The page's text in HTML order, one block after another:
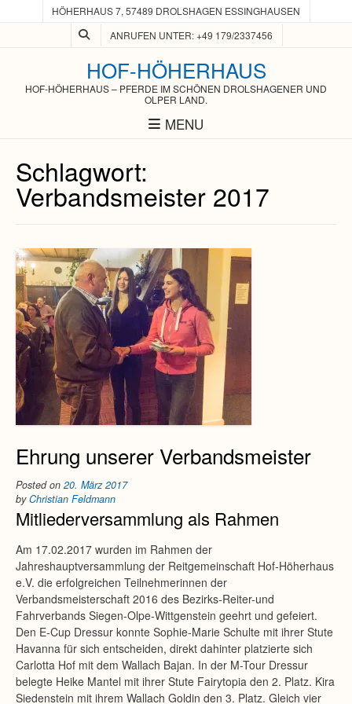
HÖHERHAUS 7, 57489 DROLSHAGEN ESSINGHAUSEN
ANRUFEN UNTER: +49 179/2337456
HOF-HÖHERHAUS
HOF-HÖHERHAUS – PFERDE IM SCHÖNEN DROLSHAGENER UND
OLPER LAND.
MENU
Schlagwort:
Verbandsmeister 2017
Ehrung unserer Verbandsmeister
Posted on 20. März 2017
byChristian Feldmann
Mitliederversammlung als Rahmen
Am 17.02.2017 wurden im Rahmen der
Jahreshauptversammlung der Reitgemeinschaft Hof-Höherhaus
e.V. die erfolgreichen Teilnehmerinnen der
Verbandsmeisterschaft 2016 des Bezirks-Reiter-und
Fahrverbands Siegen-Olpe-Wittgenstein geehrt und gefeiert.
Den E-Cup Dressur konnte Sophie-Marie Schulte mit ihrer Stute
Havanna für sich entscheiden, direkt dahinter platzierte sich
Carlotta Hof mit dem Wallach Bajan. In der M-Tour Dressur
belegte Heike Mantel mit ihrer Stute Fairytopia den 2. Platz. Kira
Siedenstein mit ihrem Wallach Goldin den 3. Platz. Gleich vier